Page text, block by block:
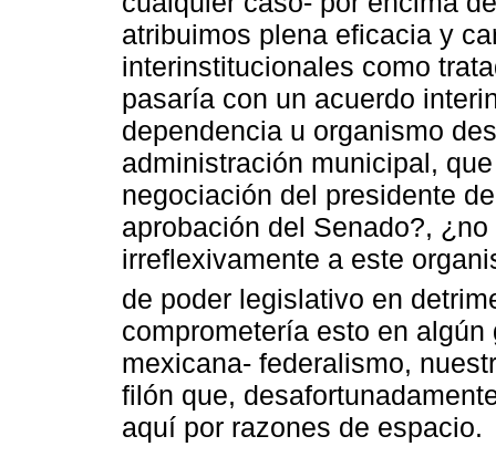
atribuimos plena eficacia y
interinstitucionales como
pasaría con un acuerdo
dependencia u organismo
administración municipal,
negociación del presidente
aprobación del Senado?,
irreflexivamente a este
de poder legislativo en
comprometería esto en
mexicana- federalismo,
filón que,
aquí por razones de espacio.